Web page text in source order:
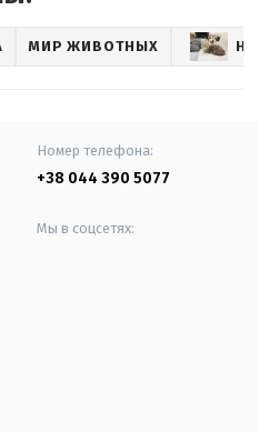
МИР ЖИВОТНЫХ
Номер телефона:
+38 044 390 5077
Мы в соцсетях: